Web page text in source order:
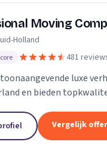
Moving
Holland
481
luxe
en bieden
te transformeren in
Vergelijk